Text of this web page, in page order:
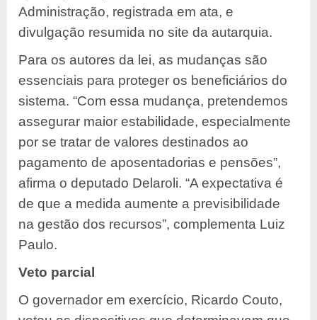
Administração, registrada em ata, e
divulgação resumida no site da autarquia.
Para os autores da lei, as mudanças são
essenciais para proteger os beneficiários do
sistema. “Com essa mudança, pretendemos
assegurar maior estabilidade, especialmente
por se tratar de valores destinados ao
pagamento de aposentadorias e pensões”,
afirma o deputado Delaroli. “A expectativa é
de que a medida aumente a previsibilidade
na gestão dos recursos”, complementa Luiz
Paulo.
Veto parcial
O governador em exercício, Ricardo Couto,